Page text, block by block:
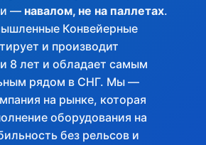
— навалом, не на паллетах.
Конвейерные
и производит
8 лет и обладает самым
рядом в СНГ. Мы —
на рынке, которая
оборудования на
без рельсов и